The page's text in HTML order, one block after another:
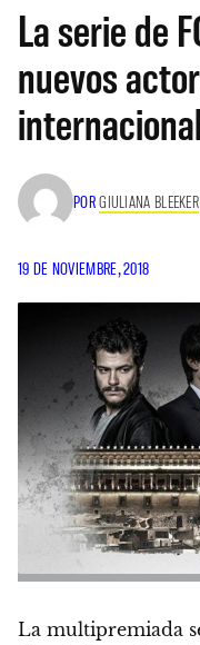
La serie de
nuevos
PORGIULIANA BLEEKER
19 DE NOVIEMBRE, 2018
La multipremiada